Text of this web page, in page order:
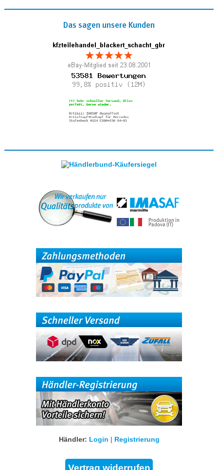
Das sagen unsere Kunden
Händler: Login | Registrierung